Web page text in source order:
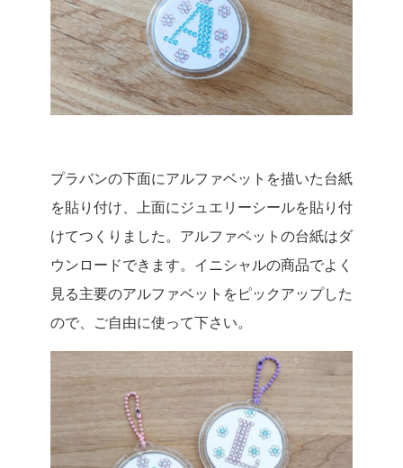
プラバンの下面にアルファベットを描いた台紙
を貼り付け、上面にジュエリーシールを貼り付
けてつくりました。アルファベットの台紙はダ
ウンロードできます。イニシャルの商品でよく
見る主要のアルファベットをピックアップした
ので、ご自由に使って下さい。